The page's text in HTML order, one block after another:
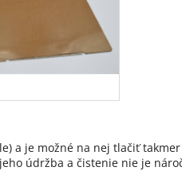
a je možné na nej tlačiť
údržba a čistenie nie je